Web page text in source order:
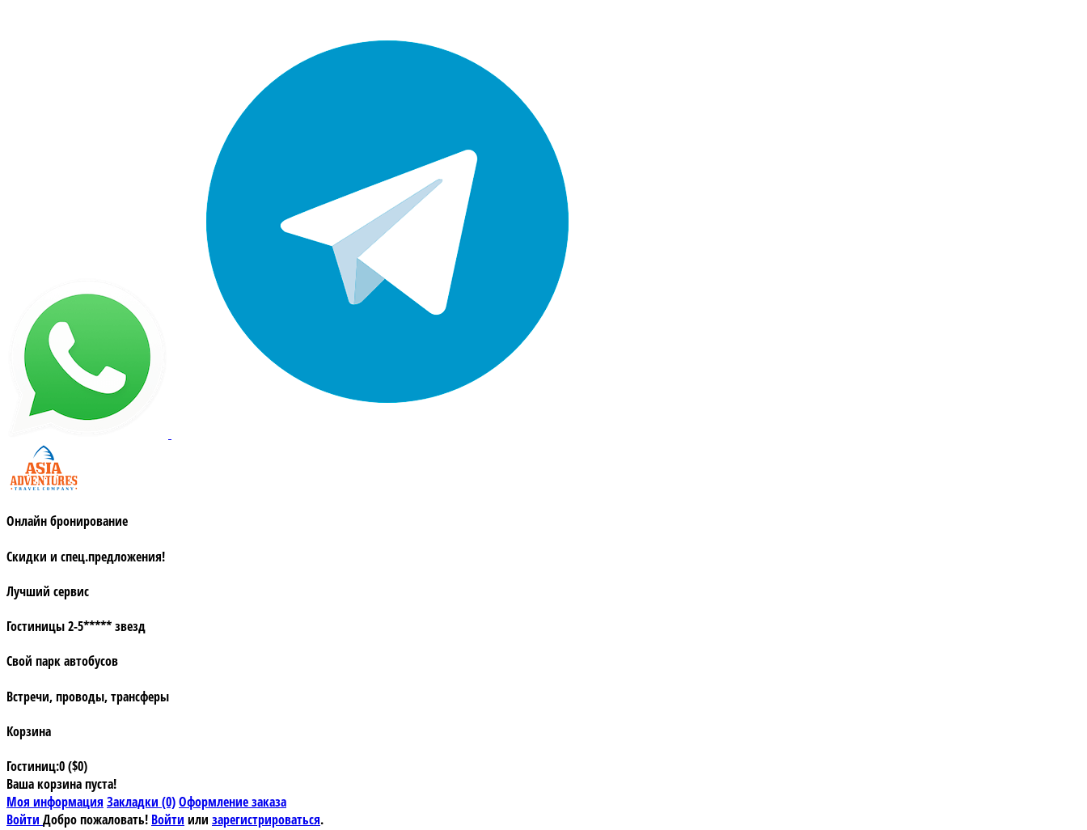
Онлайн бронирование
Скидки и спец.предложения!
Лучший сервис
Гостиницы 2-5***** звезд
Свой парк автобусов
Встречи, проводы, трансферы
Корзина
Гостиниц:0 ($0)
Ваша корзина пуста!
Моя информация Закладки (0)Оформление заказа
Войти Добро пожаловать! Войти или зарегистрироваться.